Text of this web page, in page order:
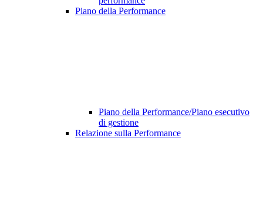
Piano della Performance
Piano della Performance/Piano esecutivo
di gestione
Relazione sulla Performance